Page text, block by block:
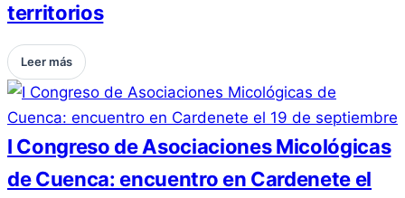
territorios
Leer más
I Congreso de Asociaciones Micológicas
de Cuenca: encuentro en Cardenete el